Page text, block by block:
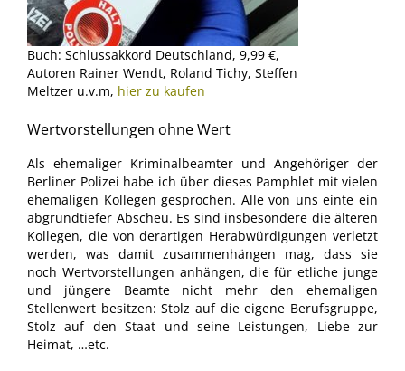
Buch: Schlussakkord Deutschland, 9,99 €,
Autoren Rainer Wendt, Roland Tichy, Steffen
Meltzer u.v.m, hier zu kaufen
Wertvorstellungen ohne Wert
Als ehemaliger Kriminalbeamter und Angehöriger der
Berliner Polizei habe ich über dieses Pamphlet mit vielen
ehemaligen Kollegen gesprochen. Alle von uns einte ein
abgrundtiefer Abscheu. Es sind insbesondere die älteren
Kollegen, die von derartigen Herabwürdigungen verletzt
werden, was damit zusammenhängen mag, dass sie
noch Wertvorstellungen anhängen, die für etliche junge
und jüngere Beamte nicht mehr den ehemaligen
Stellenwert besitzen: Stolz auf die eigene Berufsgruppe,
Stolz auf den Staat und seine Leistungen, Liebe zur
Heimat, …etc.